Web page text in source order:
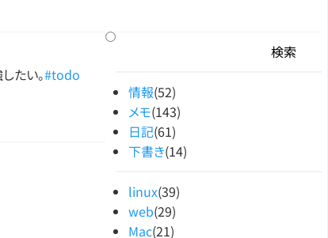
たい。#todo
情報(52)
メモ(143)
日記(61)
下書き(14)
linux(39)
web(29)
Mac(21)